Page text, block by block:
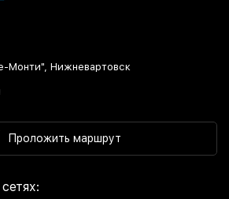
Монти", Нижневартовск
Проложить маршрут